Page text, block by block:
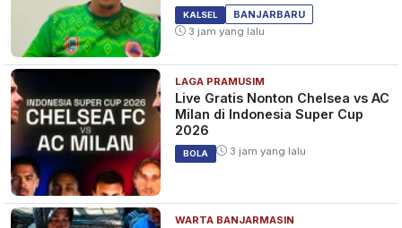
KALSEL
BANJARBARU
3 jam yang lalu
LAGA PRAMUSIM
Live Gratis Nonton Chelsea vs AC
Milan di Indonesia Super Cup
2026
BOLA 3 jam yang lalu
WARTA BANJARMASIN